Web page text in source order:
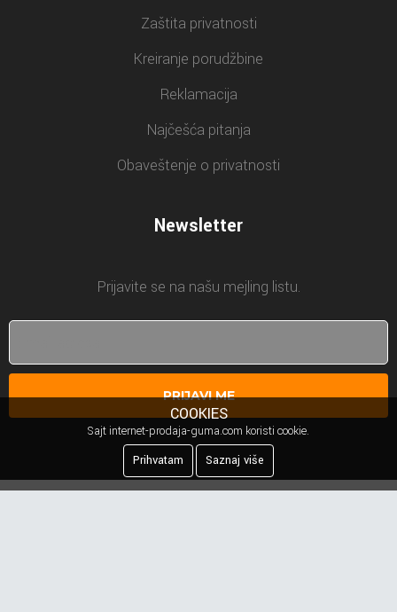
Zaštita privatnosti
Kreiranje porudžbine
Reklamacija
Najčešća pitanja
Obaveštenje o privatnosti
Newsletter
Prijavite se na našu mejling listu.
PRIJAVI ME
COOKIES
Sajt internet-prodaja-guma.com koristi cookie.
Prihvatam
Saznaj više